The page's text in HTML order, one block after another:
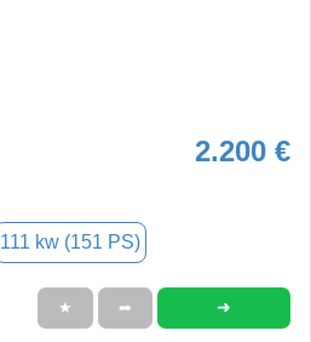
2.200 €
111 kw (151 PS)
★ ➦ ➜